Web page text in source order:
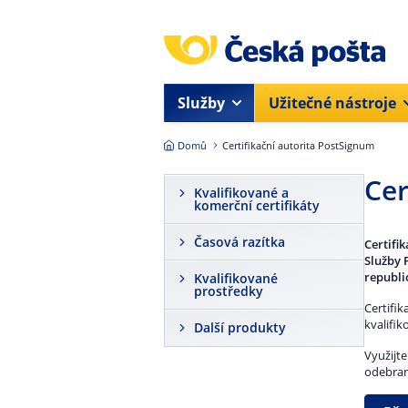
Služby Užitečné nástroje
Domů Certifikační autorita PostSignum
Kvalifikované a
komerční certifikáty
Časová razítka
Kvalifikované
prostředky
Další produkty
Služby